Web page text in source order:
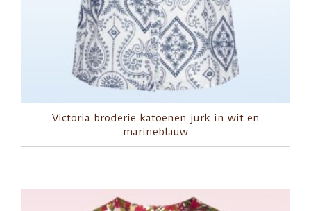
Victoria broderie katoenen jurk in wit en
marineblauw